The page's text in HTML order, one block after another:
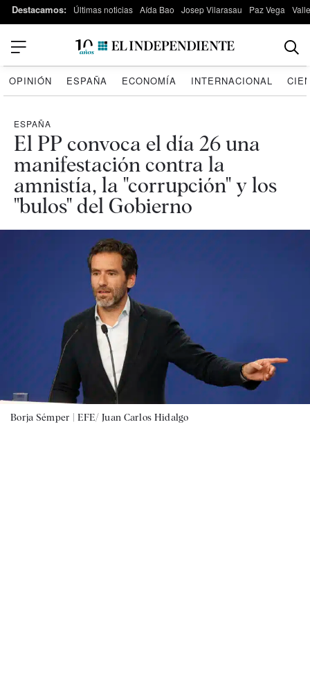
Destacamos: Últimas noticias Aída Bao Josep Vilarasau Paz Vega
OPINIÓN ESPAÑA ECONOMÍA INTERNACIONAL
ESPAÑA
El PP convoca el día 26 una
manifestación contra la
amnistía, la "corrupción" y los
"bulos" del Gobierno
Borja Sémper | EFE/ Juan Carlos Hidalgo